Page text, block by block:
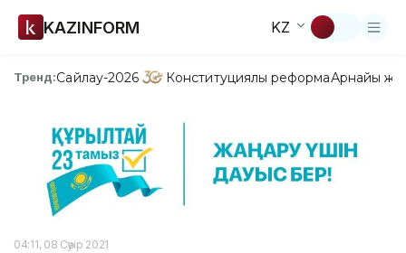
KAZINFORM KZ
Тренд:Сайлау-2026 Конституциялық реформаАрнайы
04:11, 08 Сәуір 2021